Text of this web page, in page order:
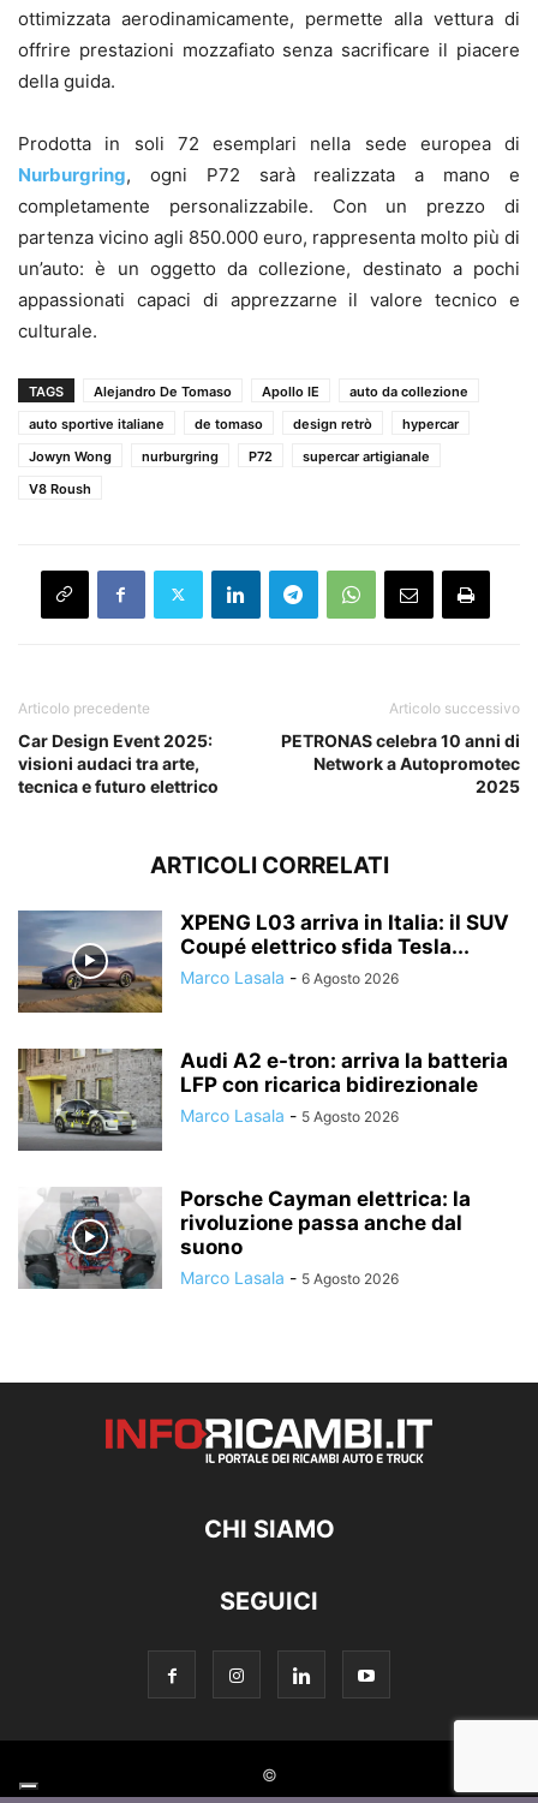
ottimizzata aerodinamicamente, permette alla vettura di
offrire prestazioni mozzafiato senza sacrificare il piacere
della guida.
Prodotta in soli 72 esemplari nella sede europea di
Nurburgring, ogni P72 sarà realizzata a mano e
completamente personalizzabile. Con un prezzo di
partenza vicino agli 850.000 euro, rappresenta molto più di
un’auto: è un oggetto da collezione, destinato a pochi
appassionati capaci di apprezzarne il valore tecnico e
culturale.
TAGS Alejandro De Tomaso Apollo IE
auto da collezione
auto sportive italiane
de tomaso design retrò
hypercar
Jowyn Wong
nurburgring P72
supercar artigianale
V8 Roush
Articolo precedente
Car Design Event 2025:
visioni audaci tra arte,
tecnica e futuro elettrico
Articolo successivo
PETRONAS celebra 10 anni di
Network a Autopromotec
2025
ARTICOLI CORRELATI
XPENG L03 arriva in Italia: il SUV
Coupé elettrico sfida Tesla...
Marco Lasala - 6 Agosto 2026
Audi A2 e-tron: arriva la batteria
LFP con ricarica bidirezionale
Marco Lasala - 5 Agosto 2026
Porsche Cayman elettrica: la
rivoluzione passa anche dal
suono
Marco Lasala - 5 Agosto 2026
CHI SIAMO
SEGUICI
©